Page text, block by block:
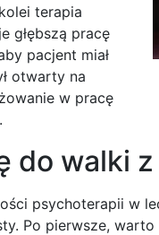
terapia
głębszą pracę
pacjent miał
otwarty na
w pracę
do walki
psychoterapii w
Po pierwsze,